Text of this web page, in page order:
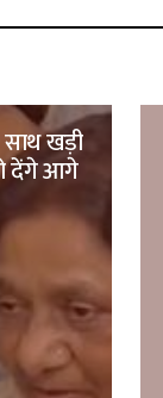
खड़ी
देंगे आगे